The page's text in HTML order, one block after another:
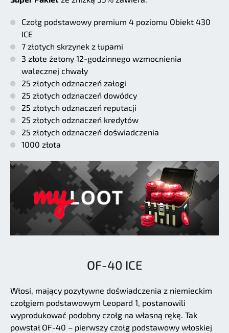
Czołg podstawowy premium 4 poziomu Obiekt 430
ICE
7 złotych skrzynek z łupami
3 złote żetony 12-godzinnego wzmocnienia
walecznej chwały
25 złotych odznaczeń załogi
25 złotych odznaczeń dowódcy
25 złotych odznaczeń reputacji
25 złotych odznaczeń kredytów
25 złotych odznaczeń doświadczenia
1000 złota
OF-40 ICE
Włosi, mający pozytywne doświadczenia z niemieckim
czołgiem podstawowym Leopard 1, postanowili
wyprodukować podobny czołg na własną rękę. Tak
powstał OF-40 – pierwszy czołg podstawowy włoskiej